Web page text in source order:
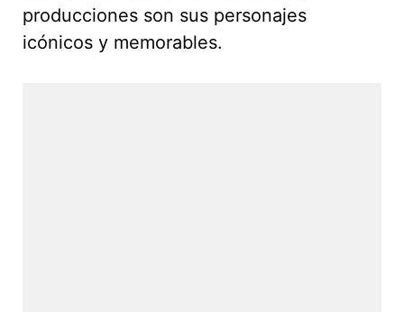
producciones son sus personajes
icónicos y memorables.